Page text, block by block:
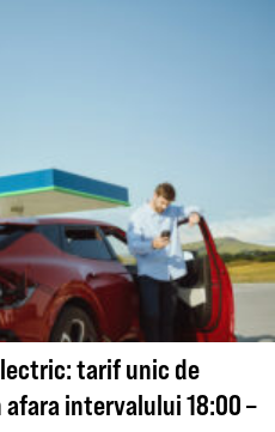
tarif unic de
intervalului 18:00 –